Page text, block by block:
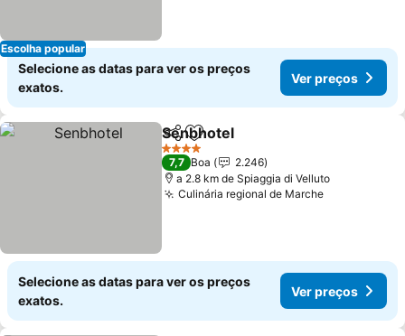
Escolha popular
Selecione as datas para ver os preços
exatos.
Ver preços
PartilharAdicionar aos favoritos
Senbhotel
4 Estrelas
7,7 Boa
2.246
a 2.8 km de Spiaggia di Velluto
Culinária regional de Marche
Selecione as datas para ver os preços
exatos.
Ver preços